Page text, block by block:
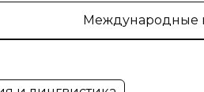
Международные